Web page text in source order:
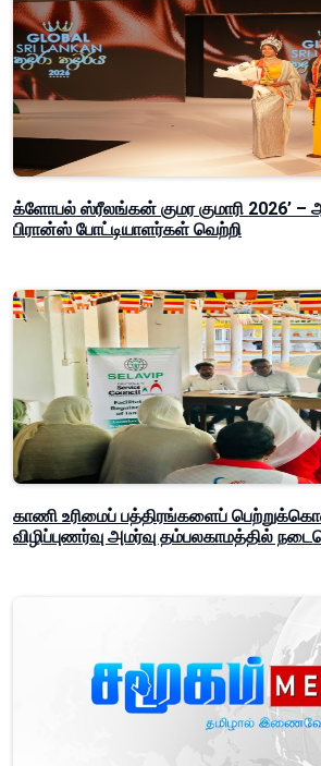
க்ளோபல் ஸ்ரீலங்கன் குமர குமாரி 2026’ –
பிரான்ஸ் போட்டியாளர்கள் வெற்றி
காணி உரிமைப் பத்திரங்களைப்
விழிப்புணர்வு அமர்வு தம்பலகாமத்தில்